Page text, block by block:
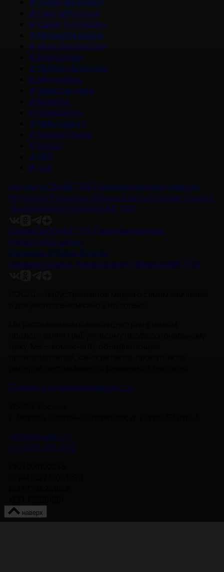
# Сергей Бурунов
# Сарик Андреасян
# Михаил Ефремов
# Иван Охлобыстин
# Влад Ценев
#Любовь Аксенова
# Милана Бру
#Зубастая няня
# Колобок
# Смешарики
# Чебурашка 3
# Матвей Лыков
#Холод
# НМГ
# док
Контакты Об НМГ ДОКПредложите идею Новости
Интервью Рецензии ОбзорыАнонсы Снимается кино
Энциклопедия Проекты НМГ ДОК
Контакты Об НМГ ДОКПредложите идею
Новости Интервью
Рецензии ОбзорыАнонсы
Снимается кино Энциклопедия Проекты НМГ ДОК
Политика Конфиденциальности
info@nmgdoc.ru
+7 (495) 937-6170
наверх